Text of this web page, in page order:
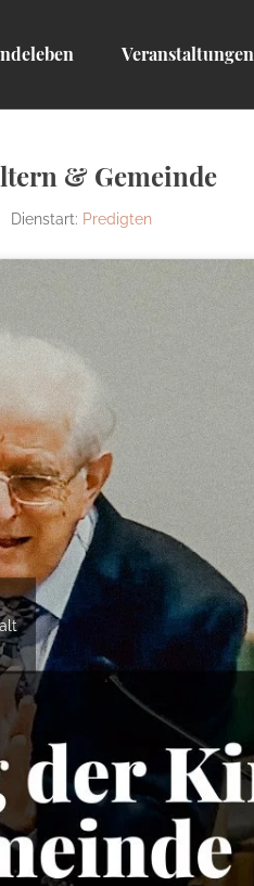
Veranstaltungen
& Gemeinde
Dienstart: Predigten